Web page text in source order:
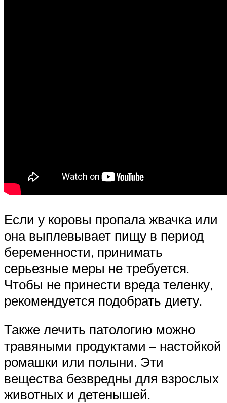
Если у коровы пропала жвачка или
она выплевывает пищу в период
беременности, принимать
серьезные меры не требуется.
Чтобы не принести вреда теленку,
рекомендуется подобрать диету.
Также лечить патологию можно
травяными продуктами – настойкой
ромашки или полыни. Эти
вещества безвредны для взрослых
животных и детенышей.